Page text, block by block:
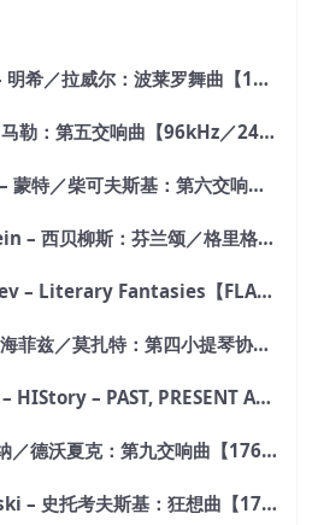
Charles Munch – 明希／拉威尔：波莱罗舞曲【176.4kHz／24bit】
瓦莱里·捷杰耶夫 – 马勒：第五交响曲【96kHz／24bit】
Pierre Monteux – 蒙特／柴可夫斯基：第六交响曲【176.4kHz／24bit】
Leonard Bernstein – 西贝柳斯：芬兰颂／格里格：培尔·金特组曲【44.1kHz／24bit】
Alexander Gadjiev – Literary Fantasies【FLAC 192】
Jascha Heifetz – 海菲兹／莫扎特：第四小提琴协奏曲，第五小提琴协奏曲《土耳其》／维瓦尔第：小提琴与大提琴协奏曲，RV 547【192kHz／24bit】
Michael Jackson – HIStory – PAST, PRESENT AND FUTURE – BOOK I【96kHz／24bit】
Fritz Reiner – 莱纳／德沃夏克：第九交响曲【176.4kHz／24bit】
Leopold Stokowski – 史托考夫斯基：狂想曲【176.4kHz／24bit】